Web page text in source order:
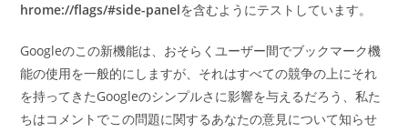
hrome://flags/#side-panelを含むようにテストしています。
Googleのこの新機能は、おそらくユーザー間でブックマーク機
能の使用を一般的にしますが、それはすべての競争の上にそれ
を持ってきたGoogleのシンプルさに影響を与えるだろう、私た
ちはコメントでこの問題に関するあなたの意見について知らせ